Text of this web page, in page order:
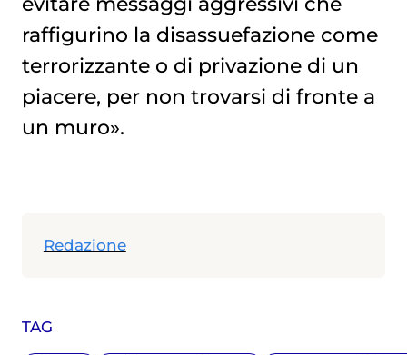
TAG
raffigurino la disassuefazione come
terrorizzante o di privazione di un
piacere, per non trovarsi di fronte a
un muro».
Redazione